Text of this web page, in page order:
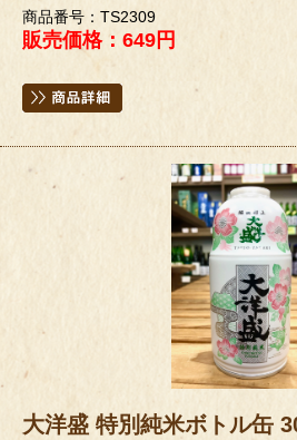
商品番号：TS2309
販売価格：649円
大洋盛 特別純米ボトル缶